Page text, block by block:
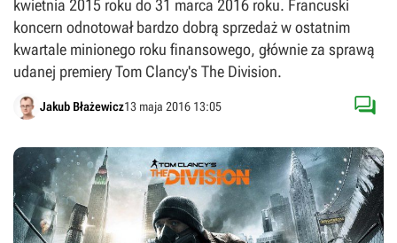
kwietnia 2015 roku do 31 marca 2016 roku. Francuski
koncern odnotował bardzo dobrą sprzedaż w ostatnim
kwartale minionego roku finansowego, głównie za sprawą
udanej premiery Tom Clancy's The Division.
Jakub Błażewicz13 maja 2016 13:05 